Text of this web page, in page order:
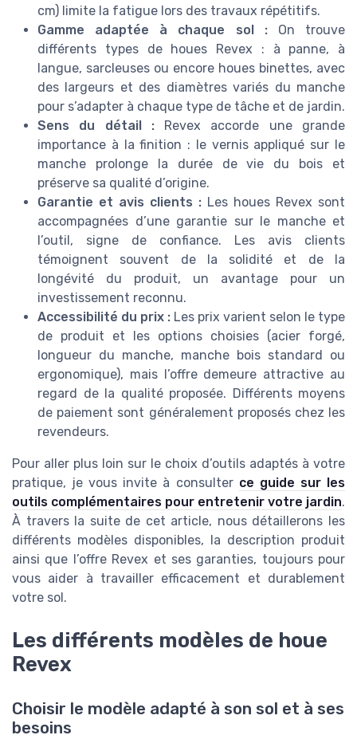
cm) limite la fatigue lors des travaux répétitifs.
Gamme adaptée à chaque sol :On trouve
différents types de houes Revex : à panne, à
langue, sarcleuses ou encore houes binettes, avec
des largeurs et des diamètres variés du manche
pour s’adapter à chaque type de tâche et de jardin.
Sens du détail :Revex accorde une grande
importance à la finition : le vernis appliqué sur le
manche prolonge la durée de vie du bois et
préserve sa qualité d’origine.
Garantie et avis clients : Les houes Revex sont
accompagnées d’une garantie sur le manche et
l’outil, signe de confiance. Les avis clients
témoignent souvent de la solidité et de la
longévité du produit, un avantage pour un
investissement reconnu.
Accessibilité du prix : Les prix varient selon le type
de produit et les options choisies (acier forgé,
longueur du manche, manche bois standard ou
ergonomique), mais l’offre demeure attractive au
regard de la qualité proposée. Différents moyens
de paiement sont généralement proposés chez les
revendeurs.
Pour aller plus loin sur le choix d’outils adaptés à votre
pratique, je vous invite à consulter ce guide sur les
outils complémentaires pour entretenir votre jardin.
À travers la suite de cet article, nous détaillerons les
différents modèles disponibles, la description produit
ainsi que l’offre Revex et ses garanties, toujours pour
vous aider à travailler efficacement et durablement
votre sol.
Les différents modèles de houe
Revex
Choisir le modèle adapté à son sol et à ses
besoins